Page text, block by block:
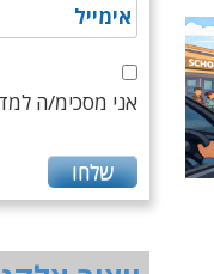
אני מסכימ/ה